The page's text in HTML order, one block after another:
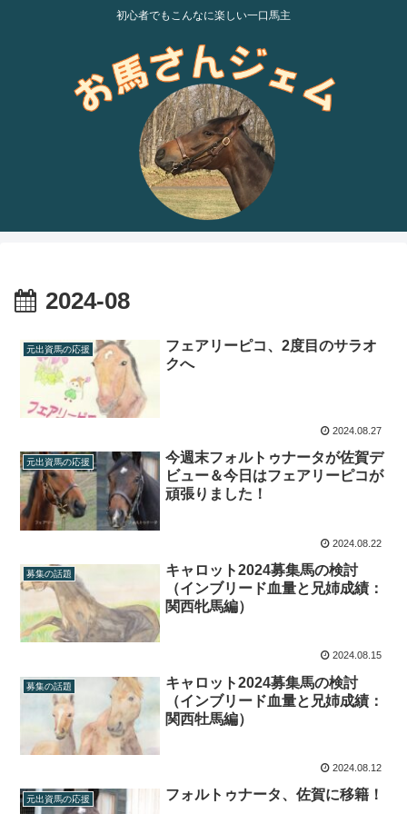
初心者でもこんなに楽しい一口馬主
2024-08
元出資馬の応援
フェアリーピコ、2度目のサラオ
クへ
2024.08.27
元出資馬の応援
今週末フォルトゥナータが佐賀デ
ビュー＆今日はフェアリーピコが
頑張りました！
2024.08.22
募集の話題
キャロット2024募集馬の検討
（インブリード血量と兄姉成績：
関西牝馬編）
2024.08.15
募集の話題
キャロット2024募集馬の検討
（インブリード血量と兄姉成績：
関西牡馬編）
2024.08.12
元出資馬の応援 フォルトゥナータ、佐賀に移籍！